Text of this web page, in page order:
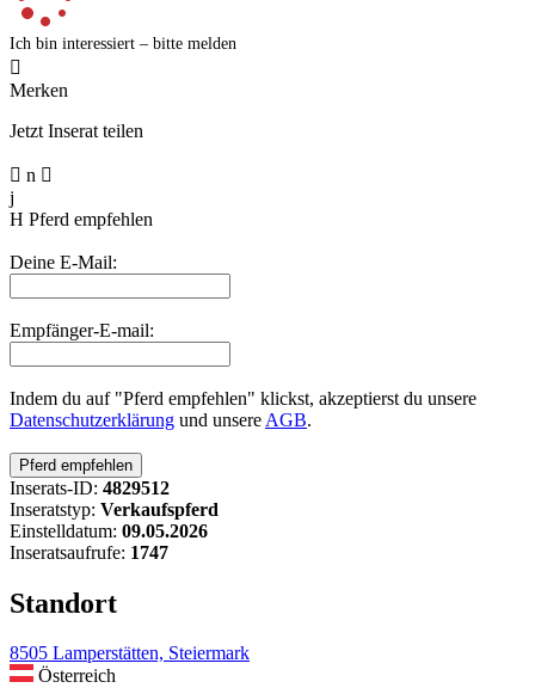
Ich bin interessiert – bitte melden

Merken
Jetzt Inserat teilen
 n 
j
H Pferd empfehlen
Deine E-Mail:
Empfänger-E-mail:
Indem du auf "Pferd empfehlen" klickst, akzeptierst du unsere
Datenschutzerklärung und unsere AGB.
Inserats-ID: 4829512
Inseratstyp: Verkaufspferd
Einstelldatum: 09.05.2026
Inseratsaufrufe: 1747
Standort
8505 Lamperstätten, Steiermark
Österreich